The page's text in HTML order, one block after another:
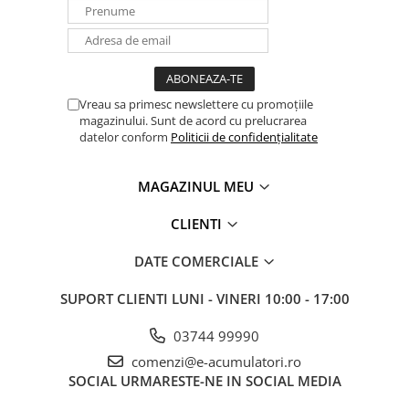
Panouri portabile
Racire/Incalzire
Dulapuri pentru cablare
Lumina (Becuri si Lanterne)
Laptop & PC accesorii, baterii,
Cablu de date si Adaptoare
Solutii solare portabile
Vreau sa primesc newslettere cu promoțiile
magazinului. Sunt de acord cu prelucrarea
datelor conform Politicii de confidențialitate
MAGAZINUL MEU
CLIENTI
DATE COMERCIALE
SUPORT CLIENTI LUNI - VINERI 10:00 - 17:00
03744 99990
comenzi@e-acumulatori.ro
SOCIAL URMARESTE-NE IN SOCIAL MEDIA